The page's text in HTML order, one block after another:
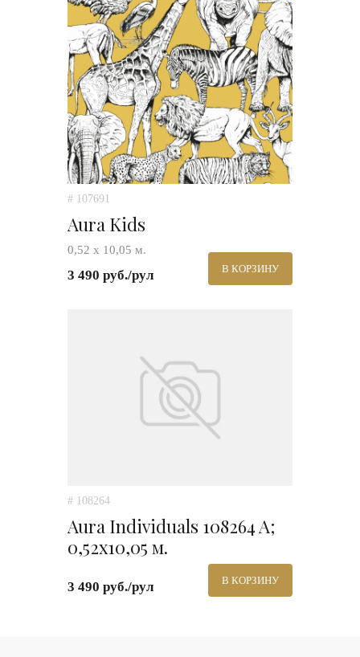
# 107691
Aura Kids
0,52 х 10,05 м.
3 490 руб./рул В КОРЗИНУ
# 108264
Aura Individuals 108264 A;
0,52х10,05 м.
3 490 руб./рул В КОРЗИНУ